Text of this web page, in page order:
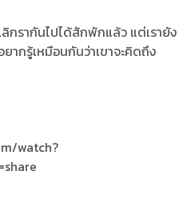
กรากันไปได้สักพักแล้ว แต่เรายัง
ากรู้เหมือนกันว่าเขาจะคิดถึง